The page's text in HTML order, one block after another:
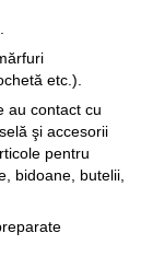
etc.).
au contact cu
şi accesorii
pentru
bidoane, butelii,